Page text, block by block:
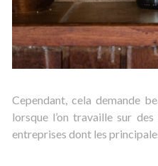
Cependant, cela demande
lorsque l’on travaille sur
entreprises dont les